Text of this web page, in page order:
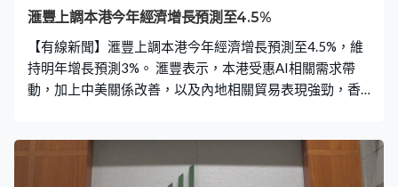
滙豐上調本港今年經濟增長預測至4.5%
【有線新聞】滙豐上調本港今年經濟增長預測至4.5%，維
持明年增長預測3%。 滙豐表示，本港受惠AI相關需求帶
動，加上中美關係改善，以及內地相關貿易表現強勁，香
個「五年規劃」預期將在9月底前公布，並為經濟制定中期
路線圖，將可以加強在金融以及貿易的競爭力，亦會增強